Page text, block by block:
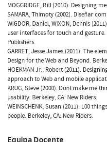
MOGGRIDGE, Bill (2010). Designing
SAMARA, Thimoty (2002). Diseñar
WIGDOR, Daniel, WIXON, Dennis
user interfaces for touch and
Publishers.
GARRET, Jesse James (2011). The
Design for the Web and Beyond.
HOEKMAN Jr., Robert (2011).
approach to Web and mobile
KRUG, Steve (2000). Dont make me
usability. Berkeley, CA: New Riders.
WEINSCHENK, Susan (2011). 100
people. Berkeley, CA: New Riders.
Equipa Docente